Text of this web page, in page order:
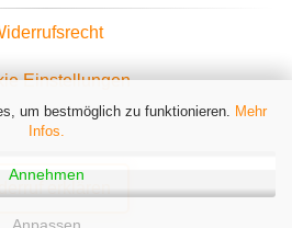
um bestmöglich zu funktionieren. Mehr
Infos.
Annehmen
Einstellungen
erklären